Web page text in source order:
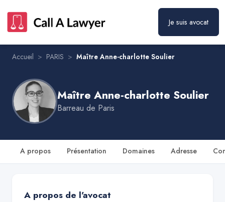
Je suis avocat
Accueil > PARIS > Maître Anne-charlotte Soulier
Maître Anne-charlotte Soulier
Barreau de Paris
A propos Présentation Domaines Adresse
A propos de l'avocat